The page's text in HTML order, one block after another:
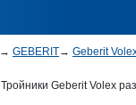
→ GEBERIT→ Geberit
Тройники Geberit Volex